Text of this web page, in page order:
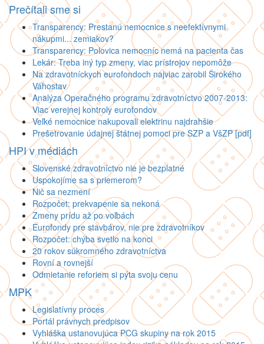
Prečítali sme si
Transparency: Prestanú nemocnice s neefektívnymi
nákupmi... zemiakov?
Transparency: Polovica nemocníc nemá na pacienta čas
Lekár: Treba iný typ zmeny, viac prístrojov nepomôže
Na zdravotníckych eurofondoch najviac zarobil Širokého
Váhostav
Analýza Operačného programu zdravotníctvo 2007-2013:
Viac verejnej kontroly eurofondov
Veľké nemocnice nakupovali elektrinu najdrahšie
Prešetrovanie údajnej štátnej pomoci pre SZP a VšZP [pdf]
HPI v médiách
Slovenské zdravotníctvo nie je bezplatné
Uspokojíme sa s priemerom?
Nič sa nezmení
Rozpočet: prekvapenie sa nekoná
Zmeny prídu až po voľbách
Eurofondy pre stavbárov, nie pre zdravotníkov
Rozpočet: chýba svetlo na konci
20 rokov súkromného zdravotníctva
Rovní a rovnejší
Odmietanie reforiem si pýta svoju cenu
MPK
Legislatívny proces
Portál právnych predpisov
Vyhláška ustanovujúca PCG skupiny na rok 2015